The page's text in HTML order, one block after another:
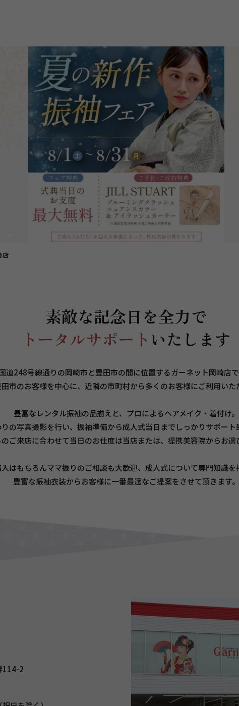
店
素敵な記念日を全力で
トータルサポート いたします
道248号線通りの岡崎市と豊田市の間に位置するガーネット岡崎店
市のお客様を中心に、近隣の市町村から多くのお客様にご利用いた
豊富なレンタル振袖の品揃えと、プロによるヘアメイク・着付け。
りの写真撮影を行い、振袖準備から成人式当日までしっかりサポート
ご来店に合わせて当日のお仕度は当店または、提携美容院からお選
入はもちろんママ振りのご相談も大歓迎、成人式について専門知識
豊富な振袖衣装からお客様に一番最適なご提案をさせて頂きます。
114-2